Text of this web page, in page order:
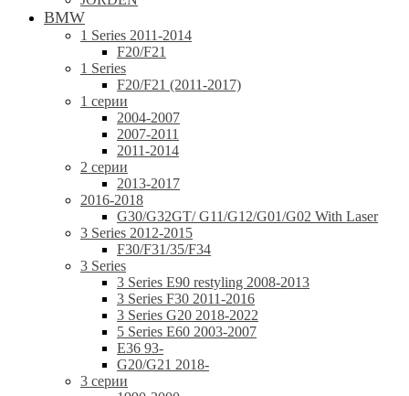
BMW
1 Series 2011-2014
F20/F21
1 Series
F20/F21 (2011-2017)
1 серии
2004-2007
2007-2011
2011-2014
2 серии
2013-2017
2016-2018
G30/G32GT/ G11/G12/G01/G02 With Laser
3 Series 2012-2015
F30/F31/35/F34
3 Series
3 Series E90 restyling 2008-2013
3 Series F30 2011-2016
3 Series G20 2018-2022
5 Series E60 2003-2007
E36 93-
G20/G21 2018-
3 серии